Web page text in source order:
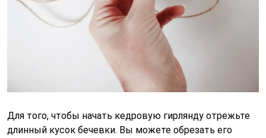
Для того, чтобы начать кедровую гирлянду отрежьте
длинный кусок бечевки. Вы можете обрезать его